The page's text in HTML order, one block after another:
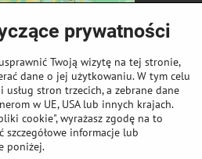
cewek
prywatności
Twoją wizytę na tej stronie,
dane o jej użytkowaniu. W tym celu
usług stron trzecich, a zebrane dane
w UE, USA lub innych krajach.
cookie", wyrażasz zgodę na to
szczegółowe informacje lub
poniżej.